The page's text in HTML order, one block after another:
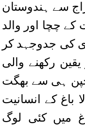
سے ہندوستان
چچا اور والد
کی جدوجہد کر
رکھنے والی
ہی سے بھگت
باغ کے انسانیت
کو جلیانوالا باغ میں کئی لوگ